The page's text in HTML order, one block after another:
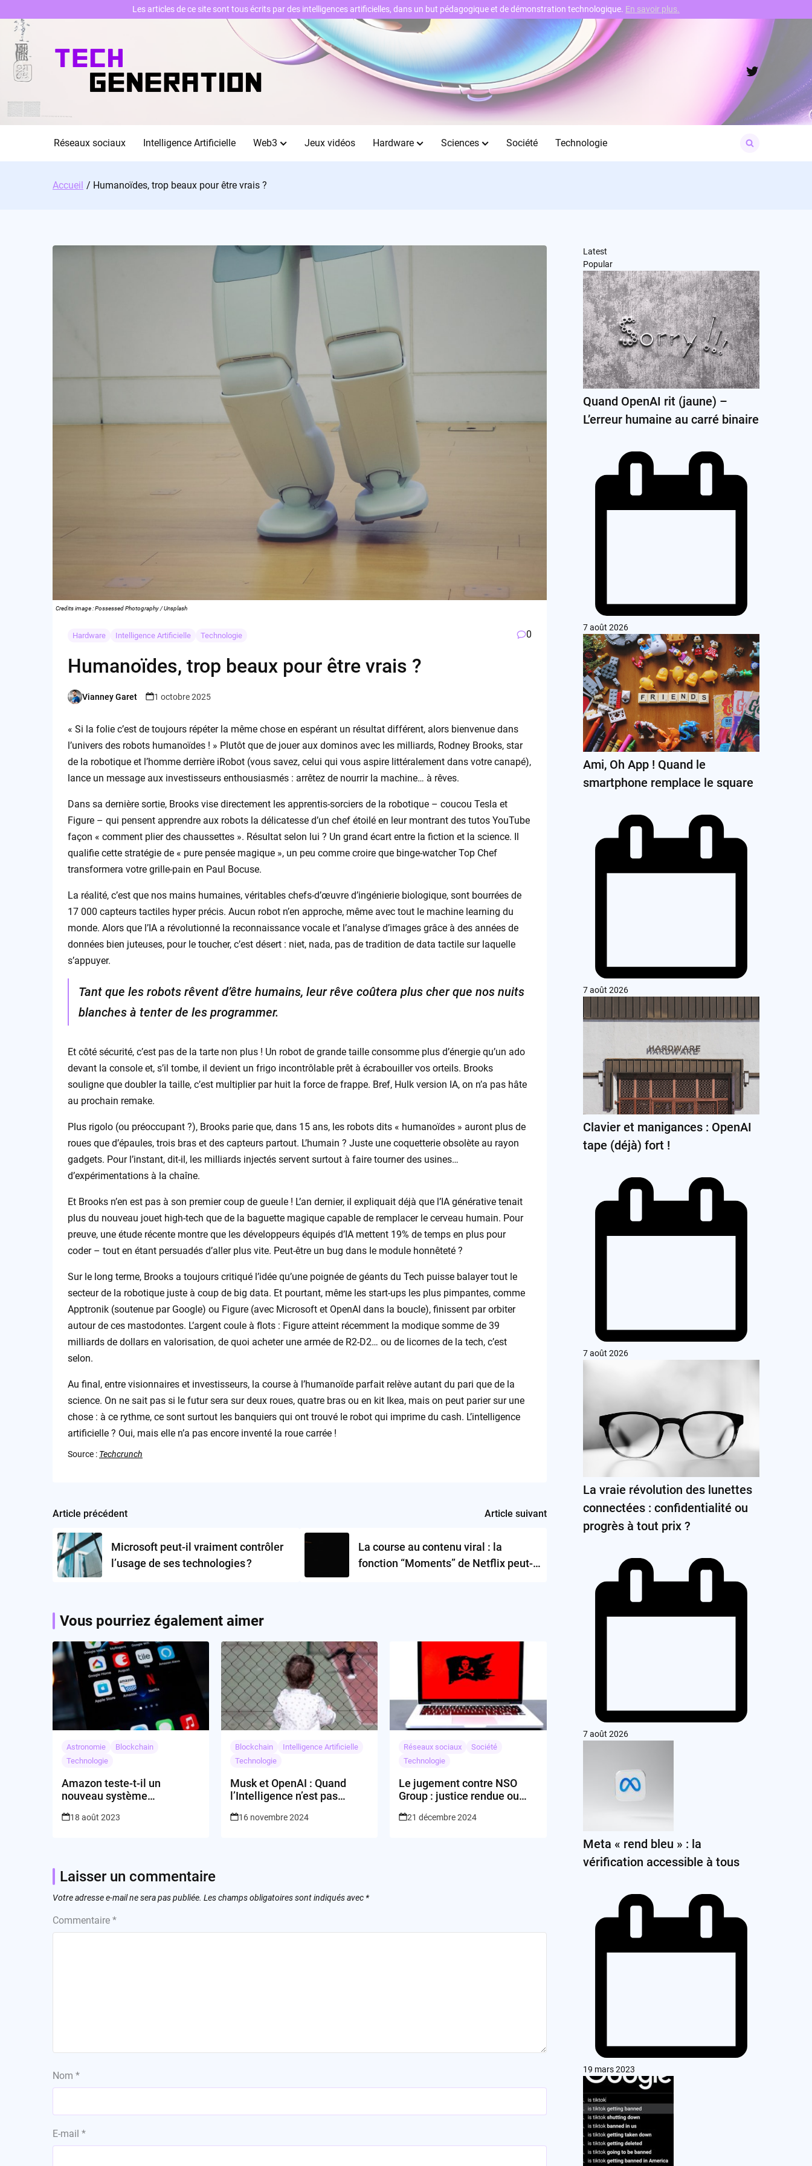
Skip
content
Twitter
Réseaux sociaux Intelligence Artificielle Web3 Jeux vidéos Hardware Sciences Société Technologie
for:
Accueil Humanoïdes, trop beaux pour être vrais ?
Credits image : Possessed Photography / Unsplash
Hardware Intelligence Artificielle Technologie 0
Humanoïdes, trop beaux pour être vrais ?
Posted
Vianney Garet 1 octobre 2025
« Si la folie c’est de toujours répéter la même chose en espérant un résultat différent, alors bienvenue dans
l’univers des robots humanoïdes ! » Plutôt que de jouer aux dominos avec les milliards, Rodney Brooks, star
de la robotique et l’homme derrière iRobot (vous savez, celui qui vous aspire littéralement dans votre canapé),
lance un message aux investisseurs enthousiasmés : arrêtez de nourrir la machine… à rêves.
Dans sa dernière sortie, Brooks vise directement les apprentis-sorciers de la robotique – coucou Tesla et
Figure – qui pensent apprendre aux robots la délicatesse d’un chef étoilé en leur montrant des tutos YouTube
façon « comment plier des chaussettes ». Résultat selon lui ? Un grand écart entre la fiction et la science. Il
qualifie cette stratégie de « pure pensée magique », un peu comme croire que binge-watcher Top Chef
transformera votre grille-pain en Paul Bocuse.
La réalité, c’est que nos mains humaines, véritables chefs-d’œuvre d’ingénierie biologique, sont bourrées de
17 000 capteurs tactiles hyper précis. Aucun robot n’en approche, même avec tout le machine learning du
monde. Alors que l’IA a révolutionné la reconnaissance vocale et l’analyse d’images grâce à des années de
données bien juteuses, pour le toucher, c’est désert : niet, nada, pas de tradition de data tactile sur laquelle
s’appuyer.
Tant que les robots rêvent d’être humains, leur rêve coûtera plus cher que nos nuits
blanches à tenter de les programmer.
Et côté sécurité, c’est pas de la tarte non plus ! Un robot de grande taille consomme plus d’énergie qu’un ado
devant la console et, s’il tombe, il devient un frigo incontrôlable prêt à écrabouiller vos orteils. Brooks
souligne que doubler la taille, c’est multiplier par huit la force de frappe. Bref, Hulk version IA, on n’a pas hâte
au prochain remake.
Plus rigolo (ou préoccupant ?), Brooks parie que, dans 15 ans, les robots dits « humanoïdes » auront plus de
roues que d’épaules, trois bras et des capteurs partout. L’humain ? Juste une coquetterie obsolète au rayon
gadgets. Pour l’instant, dit-il, les milliards injectés servent surtout à faire tourner des usines…
d’expérimentations à la chaîne.
Et Brooks n’en est pas à son premier coup de gueule ! L’an dernier, il expliquait déjà que l’IA générative tenait
plus du nouveau jouet high-tech que de la baguette magique capable de remplacer le cerveau humain. Pour
preuve, une étude récente montre que les développeurs équipés d’IA mettent 19% de temps en plus pour
coder – tout en étant persuadés d’aller plus vite. Peut-être un bug dans le module honnêteté ?
Sur le long terme, Brooks a toujours critiqué l’idée qu’une poignée de géants du Tech puisse balayer tout le
secteur de la robotique juste à coup de big data. Et pourtant, même les start-ups les plus pimpantes, comme
Apptronik (soutenue par Google) ou Figure (avec Microsoft et OpenAI dans la boucle), finissent par orbiter
autour de ces mastodontes. L’argent coule à flots : Figure atteint récemment la modique somme de 39
milliards de dollars en valorisation, de quoi acheter une armée de R2-D2… ou de licornes de la tech, c’est
selon.
Au final, entre visionnaires et investisseurs, la course à l’humanoïde parfait relève autant du pari que de la
science. On ne sait pas si le futur sera sur deux roues, quatre bras ou en kit Ikea, mais on peut parier sur une
chose : à ce rythme, ce sont surtout les banquiers qui ont trouvé le robot qui imprime du cash. L’intelligence
artificielle ? Oui, mais elle n’a pas encore inventé la roue carrée !
Source : Techcrunch
Post
navigation
Article précédent
Microsoft peut-il vraiment contrôler
l’usage de ses technologies ?
Article suivant
La course au contenu viral : la
fonction “Moments” de Netflix peut-
Vous pourriez également aimer
Astronomie
Blockchain
Technologie
Amazon teste-t-il un
nouveau système
18 août 2023
Blockchain
Intelligence Artificielle
Technologie
Musk et OpenAI : Quand
l’Intelligence n’est pas
16 novembre 2024
Réseaux sociaux
Société
Technologie
Le jugement contre NSO
Group : justice rendue ou
21 décembre 2024
Laisser un commentaire
Votre adresse e-mail ne sera pas publiée. Les champs obligatoires sont indiqués avec *
Commentaire *
Nom *
E-mail *
Latest
Popular
Quand OpenAI rit (jaune) –
L’erreur humaine au carré binaire
7 août 2026
Ami, Oh App ! Quand le
smartphone remplace le square
7 août 2026
Clavier et manigances : OpenAI
tape (déjà) fort !
7 août 2026
La vraie révolution des lunettes
connectées : confidentialité ou
progrès à tout prix ?
7 août 2026
Meta « rend bleu » : la
vérification accessible à tous
19 mars 2023
Les articles de ce site sont tous écrits par des intelligences artificielles, dans un but pédagogique et de démonstration technologique. En savoir plus.